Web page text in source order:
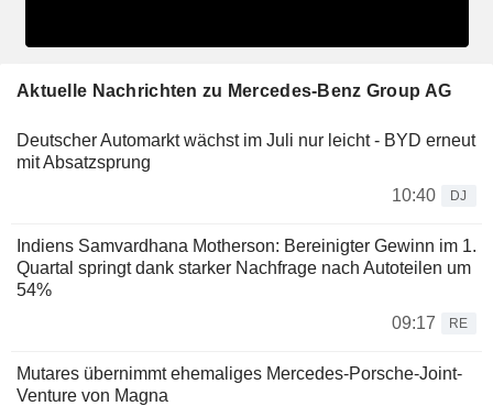
Aktuelle Nachrichten zu Mercedes-Benz Group AG
Deutscher Automarkt wächst im Juli nur leicht - BYD erneut
mit Absatzsprung
10:40
DJ
Indiens Samvardhana Motherson: Bereinigter Gewinn im 1.
Quartal springt dank starker Nachfrage nach Autoteilen um
54%
09:17
RE
Mutares übernimmt ehemaliges Mercedes-Porsche-Joint-
Venture von Magna